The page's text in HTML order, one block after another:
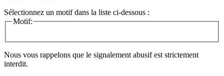
Sélectionnez un motif dans la liste ci-dessous :
Motif:
Nous vous rappelons que le signalement abusif est strictement
interdit.